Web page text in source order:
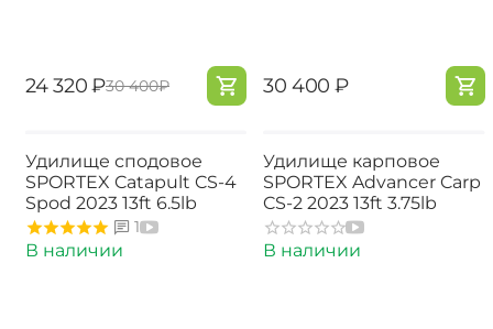
‍24 320‍₽‍30 400‍₽ ‍30 400‍ ₽
Удилище сподовое
SPORTEX Catapult CS-4
Spod 2023 13ft 6.5lb
1
В наличии
Удилище карповое
SPORTEX Advancer Carp
CS-2 2023 13ft 3.75lb
В наличии